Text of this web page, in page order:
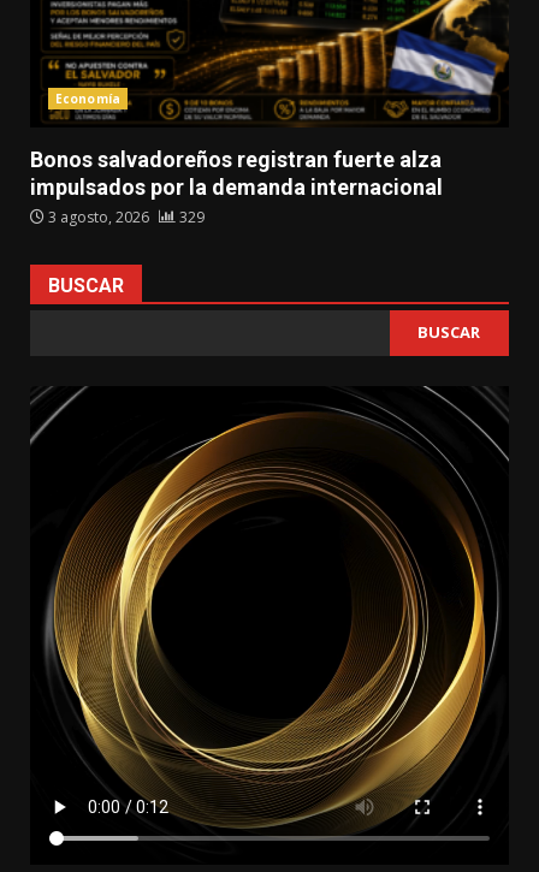
Economía
Bonos salvadoreños registran fuerte alza
impulsados por la demanda internacional
3 agosto, 2026 329
BUSCAR
BUSCAR